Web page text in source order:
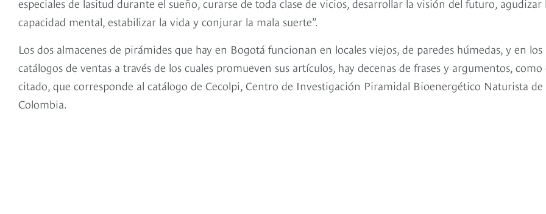
capacidad mental, estabilizar la vida y conjurar la mala suerte”.
Los dos almacenes de pirámides que hay en Bogotá funcionan en locales viejos, de paredes húmedas, y en los
catálogos de ventas a través de los cuales promueven sus artículos, hay decenas de frases y argumentos, como
citado, que corresponde al catálogo de Cecolpi, Centro de Investigación Piramidal Bioenergético Naturista de
Colombia.